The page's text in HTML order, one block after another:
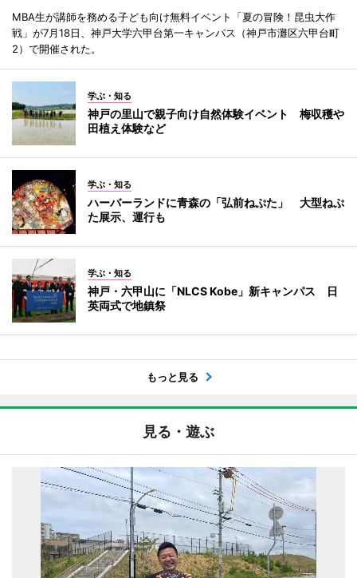
MBA生が講師を務める子ども向け無料イベント「夏の冒険！昆虫大作
戦」が7月18日、神戸大学六甲台第一キャンパス（神戸市灘区六甲台町
2）で開催された。
学ぶ・知る
神戸の里山で親子向け自然体験イベント 梅収穫や
田植え体験など
学ぶ・知る
ハーバーランドに青森の「弘前ねぷた」 大型ねぷ
た展示、運行も
学ぶ・知る
神戸・六甲山に「NLCS Kobe」新キャンパス 日
英両式で地鎮祭
もっと見る
見る・遊ぶ